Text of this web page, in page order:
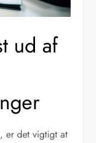
ud af
er det vigtigt at